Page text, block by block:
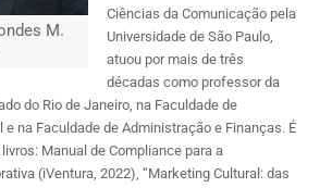
M.
Ciências da Comunicação pela
Universidade de São Paulo,
atuou por mais de três
décadas como professor da
do Rio de Janeiro, na Faculdade de
na Faculdade de Administração e Finanças. É
Manual de Compliance para a
(iVentura, 2022), “Marketing Cultural: das